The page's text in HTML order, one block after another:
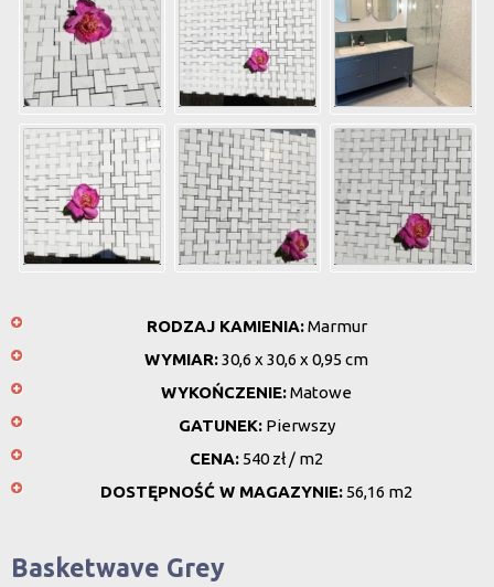
RODZAJ KAMIENIA:Marmur
WYMIAR:30,6 x 30,6 x 0,95 cm
WYKOŃCZENIE:Matowe
GATUNEK:Pierwszy
CENA: 540 zł / m2
DOSTĘPNOŚĆ W MAGAZYNIE: 56,16 m2
Basketwave Grey